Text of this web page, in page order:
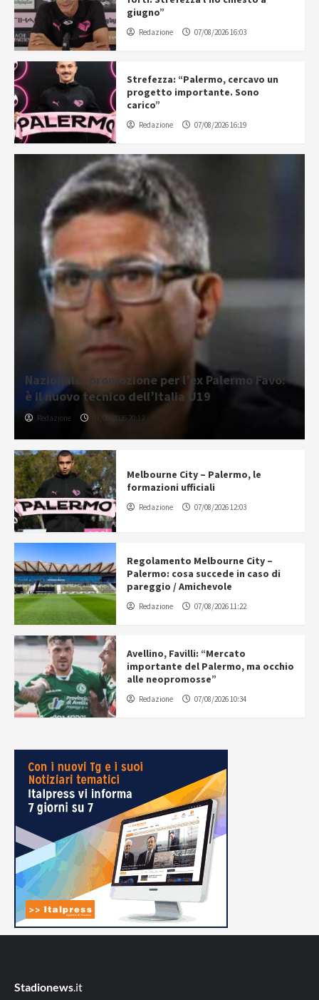
giugno”
Redazione 07/08/2026 16:03
Strefezza: “Palermo, cercavo un
progetto importante. Sono
carico”
Redazione 07/08/2026 16:19
Nazionale, promozione per l’ex Palermo Favo:
è il nuovo tecnico dell’Italia U19
Redazione 07/08/2026 20:12
Melbourne City – Palermo, le
formazioni ufficiali
Redazione 07/08/2026 12:03
Regolamento Melbourne City –
Palermo: cosa succede in caso di
pareggio / Amichevole
Redazione 07/08/2026 11:22
Avellino, Favilli: “Mercato
importante del Palermo, ma occhio
alle neopromosse”
Redazione 07/08/2026 10:34
Stadionews.it